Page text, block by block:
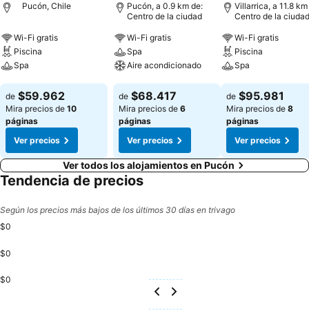
Pucón, Chile
Wi-Fi gratis
Piscina
Spa
Ver precios
de $59.962
Mira precios de 10
páginas
Ver precios
Pucón, a 0.9 km de:
Centro de la ciudad
Wi-Fi gratis
Spa
Aire acondicionado
Ver precios
de $68.417
Mira precios de 6
páginas
Ver precios
Villarrica, a 11.8
Centro de la ciudad
Wi-Fi gratis
Piscina
Spa
Ver precios
de $95.981
Mira precios de 8
páginas
Ver precios
Ver todos los alojamientos en Pucón
Tendencia de precios
Según los precios más bajos de los últimos 30 días en trivago
$0
$0
$0